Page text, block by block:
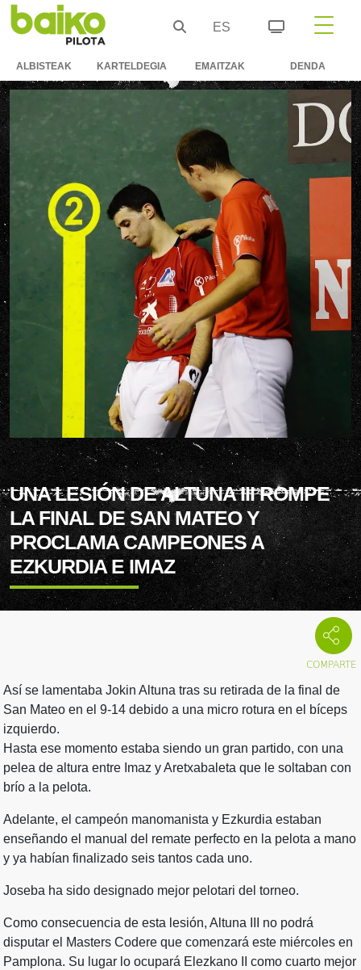
ES
ALBISTEAK KARTELDEGIA EMAITZAK DENDA
UNA LESIÓN DE ALTUNA III ROMPE
LA FINAL DE SAN MATEO Y
PROCLAMA CAMPEONES A
EZKURDIA E IMAZ
Así se lamentaba Jokin Altuna tras su retirada de la final de
San Mateo en el 9-14 debido a una micro rotura en el bíceps
izquierdo.
Hasta ese momento estaba siendo un gran partido, con una
pelea de altura entre Imaz y Aretxabaleta que le soltaban con
brío a la pelota.
Adelante, el campeón manomanista y Ezkurdia estaban
enseñando el manual del remate perfecto en la pelota a mano
y ya habían finalizado seis tantos cada uno.
Joseba ha sido designado mejor pelotari del torneo.
Como consecuencia de esta lesión, Altuna III no podrá
disputar el Masters Codere que comenzará este miércoles en
Pamplona. Su lugar lo ocupará Elezkano II como cuarto mejor